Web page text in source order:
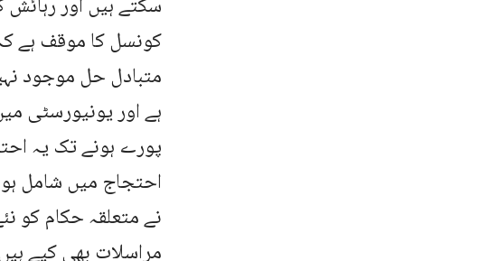
سکتے ہیں اور
کونسل کا موقف ہے
متبادل حل موجود
ہے اور یونیورسٹی
پورے ہونے تک یہ
احتجاج میں شامل
نے متعلقہ حکام کو
مراسلات بھی کیے